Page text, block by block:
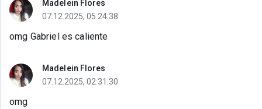
Madelein Flores
07.12.2025, 05:24:38
omg Gabriel es caliente
Madelein Flores
07.12.2025, 02:31:30
omg